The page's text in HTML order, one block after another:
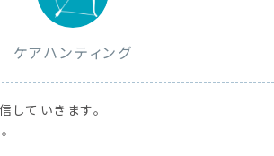
ケアハンティング
ていきます。